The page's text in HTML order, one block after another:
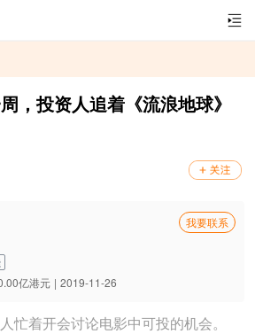
，投资人追着《流浪地球》
我要联系
亿港元 | 2019-11-26
忙着开会讨论电影中可投的机会。